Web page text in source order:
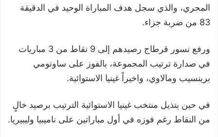
المجري، والذي سجل هدف المباراة الوحيد في الدقيقة
83 من ضربة جزاء.
ورفع نسور قرطاج رصيدهم إلى 9 نقاط من 3 مباريات
في صدارة ترتيب المجموعة، بالفوز على ساوتومي
برينسيب ومالاوي، واخيراً غينيا الاستوائية.
في حين يتذيل منتخب غينيا الاستوائية الترتيب برصيد خالٍ
من النقاط رغم فوزه في أول مباراتين على ناميبيا وليبيريا.